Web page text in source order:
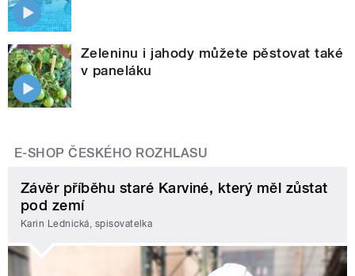
Zeleninu i jahody můžete pěstovat také
v paneláku
E-SHOP ČESKÉHO ROZHLASU
Závěr příběhu staré Karviné, který měl zůstat
pod zemí
Karin Lednická, spisovatelka